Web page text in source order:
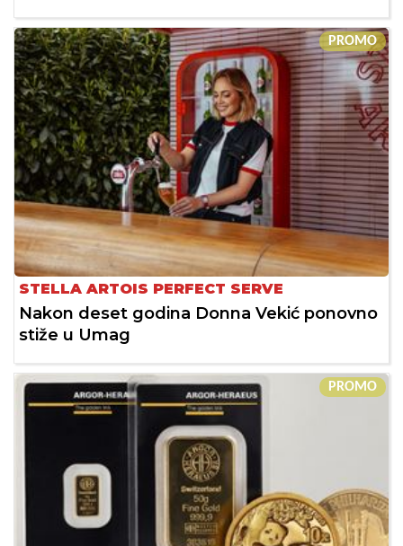
PROMO
STELLA ARTOIS PERFECT SERVE
Nakon deset godina Donna Vekić ponovno
stiže u Umag
PROMO